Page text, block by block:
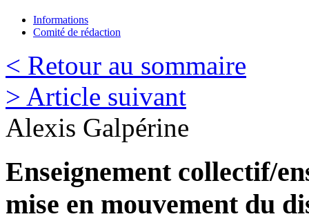
Informations
Comité de rédaction
< Retour au sommaire
> Article suivant
Alexis Galpérine
Enseignement collectif/
mise en mouvement du